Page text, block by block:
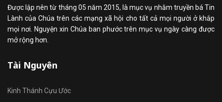
Được lập nên từ tháng 05 năm 2015, là mục vụ nhằm truyền bá Tin
Lành của Chúa trên các mạng xã hội cho tất cả mọi người ở khắp
mọi nơi. Nguyện xin Chúa ban phước trên mục vụ ngày càng được
mở rộng hơn.
Tài Nguyên
Kinh Thánh Cựu Ước